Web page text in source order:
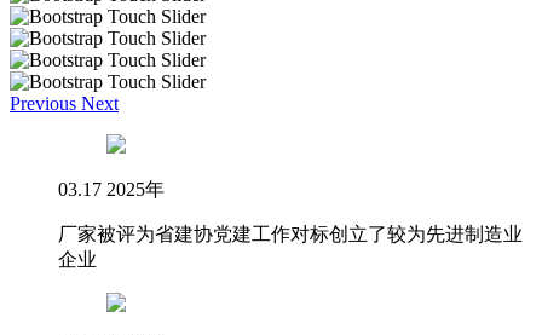
Previous Next
03.17 2025年
厂家被评为省建协党建工作对标创立了较为先进制造业
企业